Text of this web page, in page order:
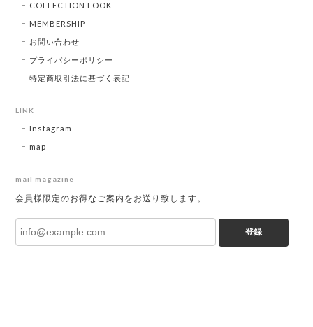
COLLECTION LOOK
MEMBERSHIP
お問い合わせ
プライバシーポリシー
特定商取引法に基づく表記
LINK
Instagram
map
mail magazine
会員様限定のお得なご案内をお送り致します。
登録